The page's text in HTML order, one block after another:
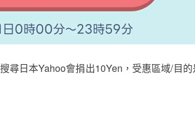
尋日本Yahoo會捐出10Yen，受惠區域/目的